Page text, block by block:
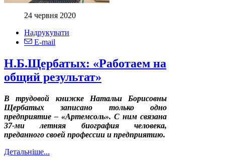
24 червня 2020
Надрукувати
E-mail
Н.Б.Щербатых: «Работаем на
общий результат»
В трудовой книжке Натальи Борисовны
Щербатых записано только одно
предприятие – «Артемсоль». С ним связана
37-ми летняя биография человека,
преданного своей профессии и предприятию.
Детальніше...